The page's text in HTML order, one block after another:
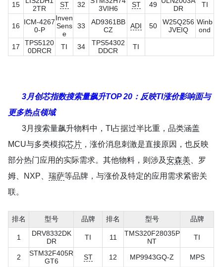
15
2TR
ST 32
3VIH6
ST 49
DR
TI
16
ICM-4267
0-P
Inven
Sens
e
33
AD9361BB
CZ
ADI 50
W25Q256
JVEIQ
Winb
ond
17
TPS5120
0DRCR
TI 34
TPS54302
DDCR
TI
3月创芯指数搜索量飙升TOP 20：反映TI涨价影响面与
更多热点领域
3月搜索量飙升物料中，TI占据过半比重，品类涵盖
MCU与多类模拟芯片 ，涨价消息刺激是直接原因，也反映
部分热门应用的实际需求。其他物料，则涉及安森美 、罗
姆、NXP、 瑞萨等品牌，与涨价及特定的应用需求紧密关
联。
排名 型号 品牌 排名 型号 品牌
1
DRV8332DK
DR
TI 11
TMS320F28035P
NT
TI
2
STM32F405R
GT6
ST 12 MP9943GQ-Z MPS